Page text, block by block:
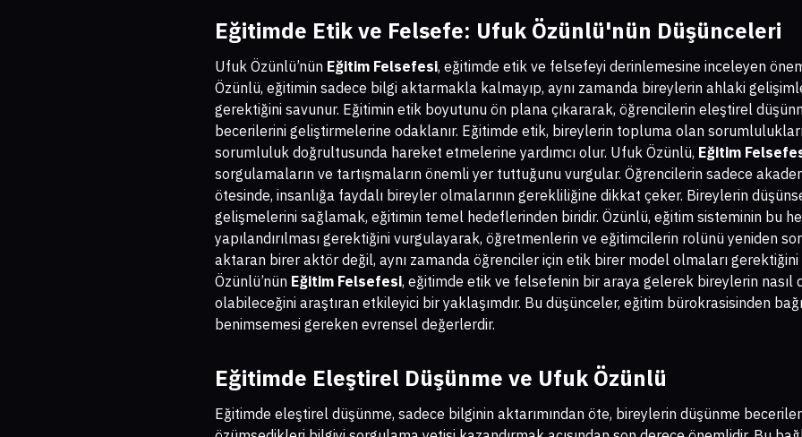
Eğitimde Etik ve Felsefe: Ufuk Özünlü'nün Düşünceleri
Ufuk Özünlü’nün Eğitim Felsefesi, eğitimde etik ve felsefeyi derinlemesine inceleyen
Özünlü, eğitimin sadece bilgi aktarmakla kalmayıp, aynı zamanda bireylerin ahlaki
gerektiğini savunur. Eğitimin etik boyutunu ön plana çıkararak, öğrencilerin eleştirel
becerilerini geliştirmelerine odaklanır. Eğitimde etik, bireylerin topluma olan
sorumluluk doğrultusunda hareket etmelerine yardımcı olur. Ufuk Özünlü, Eğitim
sorgulamaların ve tartışmaların önemli yer tuttuğunu vurgular. Öğrencilerin sadece
ötesinde, insanlığa faydalı bireyler olmalarının gerekliliğine dikkat çeker. Bireylerin
gelişmelerini sağlamak, eğitimin temel hedeflerinden biridir. Özünlü, eğitim sisteminin bu
yapılandırılması gerektiğini vurgulayarak, öğretmenlerin ve eğitimcilerin rolünü yeniden
aktaran birer aktör değil, aynı zamanda öğrenciler için etik birer model olmaları gerektiğini
Özünlü’nün Eğitim Felsefesi, eğitimde etik ve felsefenin bir araya gelerek bireylerin nasıl
olabileceğini araştıran etkileyici bir yaklaşımdır. Bu düşünceler, eğitim bürokrasisinden
benimsemesi gereken evrensel değerlerdir.
Eğitimde Eleştirel Düşünme ve Ufuk Özünlü
Eğitimde eleştirel düşünme, sadece bilginin aktarımından öte, bireylerin düşünme